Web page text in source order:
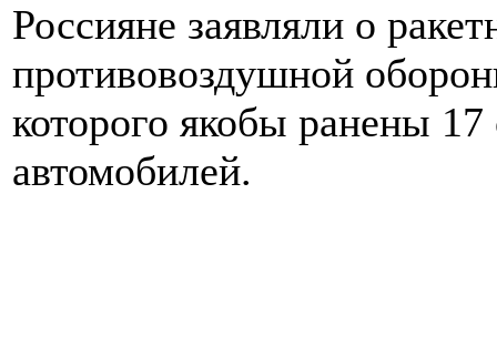
Россияне заявляли о
противовоздушной
которого якобы ранены
автомобилей.